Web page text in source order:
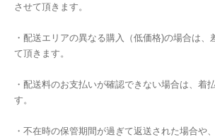
させて頂きます。
・配送エリアの異なる購入（低価格)の場合は、
て頂きます。
・配送料のお支払いが確認できない場合は、着
す。
・不在時の保管期間が過ぎて返送された場合や